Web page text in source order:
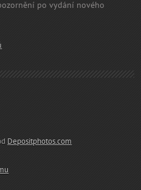
po vydání nového
Depositphotos.com